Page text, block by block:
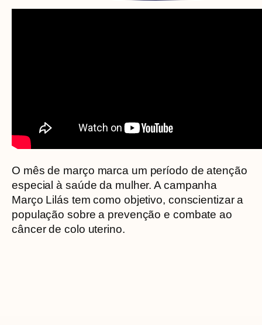
O mês de março marca um período de atenção
especial à saúde da mulher. A campanha
Março Lilás tem como objetivo, conscientizar a
população sobre a prevenção e combate ao
câncer de colo uterino.